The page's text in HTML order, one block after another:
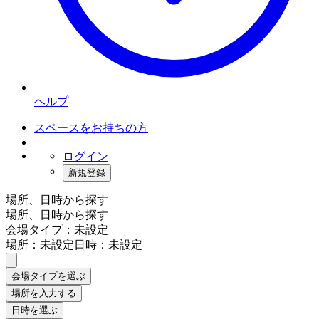
ヘルプ
スペースをお持ちの方
ログイン
新規登録
場所、日時から探す
場所、日時から探す
会場タイプ：未設定
場所：未設定日時：未設定
会場タイプを選ぶ
場所を入力する
日時を選ぶ